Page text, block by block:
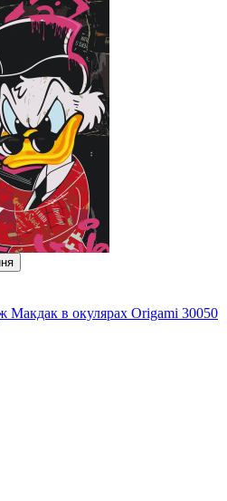
Макдак в окулярах Origami 30050